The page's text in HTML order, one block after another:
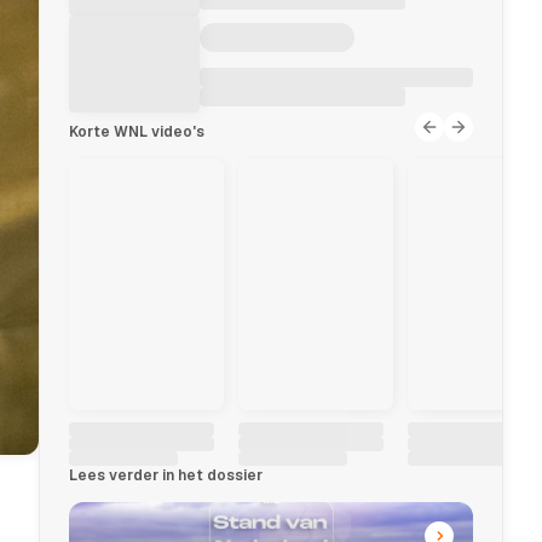
Korte WNL video's
Lees verder in het dossier